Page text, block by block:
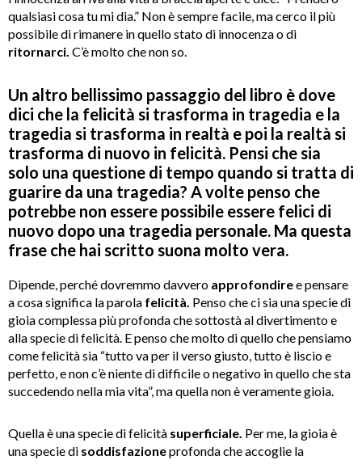
qualsiasi cosa tu mi dia.” Non è sempre facile, ma cerco il più
possibile di rimanere in quello stato di innocenza o di
ritornarci. C’è molto che non so.
Un altro bellissimo passaggio del libro è dove
dici che la felicità si trasforma in tragedia e la
tragedia si trasforma in realtà e poi la realtà si
trasforma di nuovo in felicità. Pensi che sia
solo una questione di tempo quando si tratta di
guarire da una tragedia? A volte penso che
potrebbe non essere possibile essere felici di
nuovo dopo una tragedia personale. Ma questa
frase che hai scritto suona molto vera.
Dipende, perché dovremmo davvero approfondiree pensare
a cosa significa la parola felicità. Penso che ci sia una specie di
gioia complessa più profonda che sottostà al divertimento e
alla specie di felicità. E penso che molto di quello che pensiamo
come felicità sia “tutto va per il verso giusto, tutto è liscio e
perfetto, e non c’è niente di difficile o negativo in quello che sta
succedendo nella mia vita”, ma quella non è veramente gioia.
Quella è una specie di felicità superficiale. Per me, la gioia è
una specie di soddisfazioneprofonda che accoglie la